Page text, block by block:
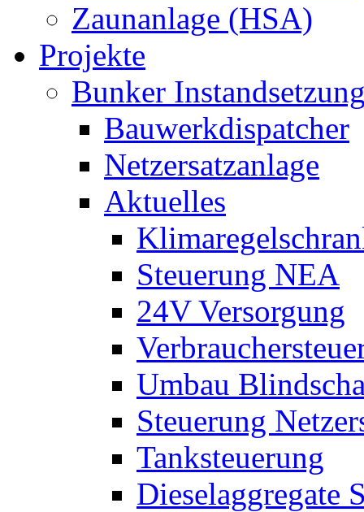
Zaunanlage (HSA)
Projekte
Bunker
Bauwerkdispatcher
Netzersatzanlage
Aktuelles
Steuerung NEA
24V Versorgung
Umbau
Steuerung
Tanksteuerung
Dieselaggregate